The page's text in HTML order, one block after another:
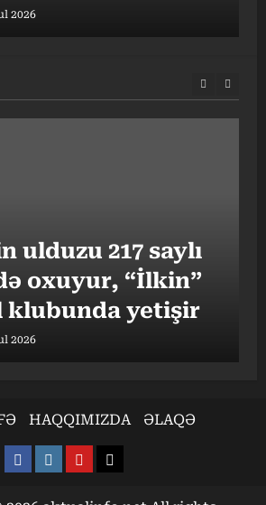
2026
ulduzu 217 saylı
oxuyur, “İlkin”
klubunda yetişir
2026
HAQQIMIZDA ƏLAQƏ
FacebookInstagram
Youtube
X